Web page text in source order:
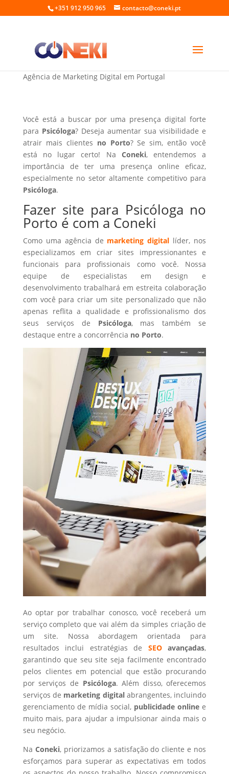
+351 912 950 965 contacto@coneki.pt
Fazer site para Psicóloga no Porto
Agência de Marketing Digital em Portugal
Você está a buscar por uma presença digital forte
para Psicóloga? Deseja aumentar sua visibilidade e
atrair mais clientes no Porto? Se sim, então você
está no lugar certo! Na Coneki, entendemos a
importância de ter uma presença online eficaz,
especialmente no setor altamente competitivo para
Psicóloga.
Fazer site para Psicóloga no
Porto é com a Coneki
Como uma agência de marketing digital líder, nos
especializamos em criar sites impressionantes e
funcionais para profissionais como você. Nossa
equipe de especialistas em design e
desenvolvimento trabalhará em estreita colaboração
com você para criar um site personalizado que não
apenas reflita a qualidade e profissionalismo dos
seus serviços de Psicóloga, mas também se
destaque entre a concorrência no Porto.
Ao optar por trabalhar conosco, você receberá um
serviço completo que vai além da simples criação de
um site. Nossa abordagem orientada para
resultados inclui estratégias de SEOavançadas,
garantindo que seu site seja facilmente encontrado
pelos clientes em potencial que estão procurando
por serviços de Psicóloga. Além disso, oferecemos
serviços de marketing digital abrangentes, incluindo
gerenciamento de mídia social, publicidade online e
muito mais, para ajudar a impulsionar ainda mais o
seu negócio.
Na Coneki, priorizamos a satisfação do cliente e nos
esforçamos para superar as expectativas em todos